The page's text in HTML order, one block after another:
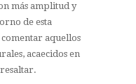
más amplitud y
de esta
comentar aquellos
acaecidos en